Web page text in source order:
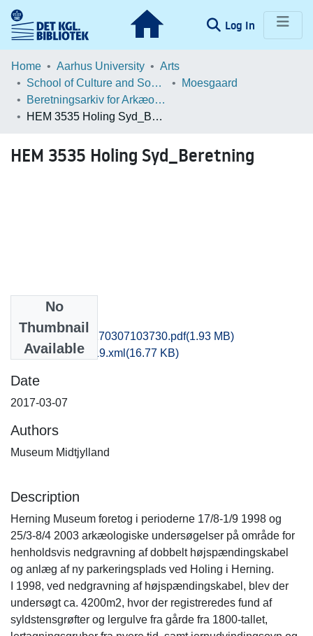
Log In (current)
Communities & Collections
Statistics
Home Aarhus University
Arts
School of Culture and Society
Moesgaard
Beretningsarkiv for Arkæologiske Undersøgelser
HEM 3535 Holing Syd_Beretning
HEM 3535 Holing Syd_Beretning
No
Thumbnail
Available
hem1anpo_20170307103730.pdf(1.93 MB)
recordxml_item_19.xml (16.77 KB)
Date
2017-03-07
Authors
Museum Midtjylland
Description
Herning Museum foretog i perioderne 17/8-1/9 1998 og
25/3-8/4 2003 arkæologiske undersøgelser på område for
henholdsvis nedgravning af dobbelt højspændingskabel
og anlæg af ny parkeringsplads ved Holing i Herning.
I 1998, ved nedgravning af højspændingskabel, blev der
undersøgt ca. 4200m2, hvor der registreredes fund af
syldstensgrøfter og lergulve fra gårde fra 1800-tallet,